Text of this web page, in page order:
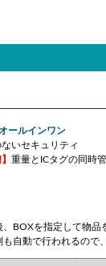
ールインワン
いセキュリティ
】重量とICタグの同時
、BOXを指定して物品
自動で行われるので